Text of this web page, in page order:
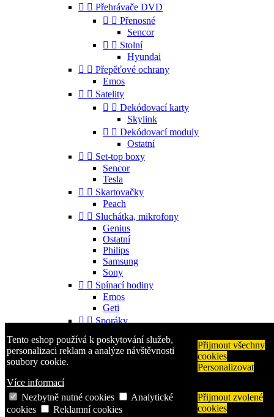
Tento eshop používá k poskytování služeb,
personalizaci reklam a analýze návštěvnosti
soubory cookie.
Více informací
Přijmout všechny
cookies
Personalizovat
Nezbytně nutné cookies
Analytické
cookies
Reklamní cookies
Přijmout zvolené
cookies
  Přehrávače DVD
  Přenosné
Sencor
  Stolní
Hyundai
  Přepěťové ochrany
Emos
  Satelity
  Dekódovací karty
Skylink
  Dekódovací moduly
Ostatní
  Set-top boxy
Sencor
Tesla
  Skartovačky
Peach
  Sluchátka, mikrofony
Genius
Ostatní
Philips
Samsung
Sony
  Spínací hodiny
Emos
Geti
  Sporáky
  Příslušenství
Gorenje
Aligator
Nokia
Samsung